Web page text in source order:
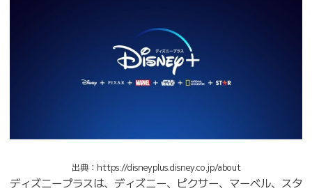
出典：https://disneyplus.disney.co.jp/about
ディズニープラスは、ディズニー、ピクサー、マーベル、スタ